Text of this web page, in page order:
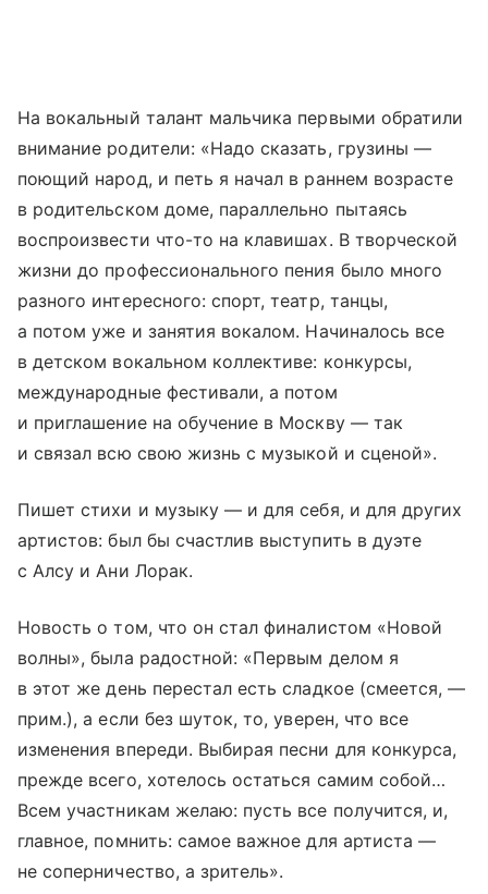
На вокальный талант мальчика первыми обратили
внимание родители: «Надо сказать, грузины —
поющий народ, и петь я начал в раннем возрасте
в родительском доме, параллельно пытаясь
воспроизвести что-то на клавишах. В творческой
жизни до профессионального пения было много
разного интересного: спорт, театр, танцы,
а потом уже и занятия вокалом. Начиналось все
в детском вокальном коллективе: конкурсы,
международные фестивали, а потом
и приглашение на обучение в Москву — так
и связал всю свою жизнь с музыкой и сценой».
Пишет стихи и музыку — и для себя, и для других
артистов: был бы счастлив выступить в дуэте
с Алсу и Ани Лорак.
Новость о том, что он стал финалистом «Новой
волны», была радостной: «Первым делом я
в этот же день перестал есть сладкое (смеется, —
прим.), а если без шуток, то, уверен, что все
изменения впереди. Выбирая песни для конкурса,
прежде всего, хотелось остаться самим собой…
Всем участникам желаю: пусть все получится, и,
главное, помнить: самое важное для артиста —
не соперничество, а зритель».